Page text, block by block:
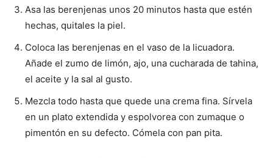
Asa las berenjenas unos 20 minutos hasta que estén
hechas, quitales la piel.
Coloca las berenjenas en el vaso de la licuadora.
Añade el zumo de limón, ajo, una cucharada de tahina,
el aceite y la sal al gusto.
Mezcla todo hasta que quede una crema fina. Sírvela
en un plato extendida y espolvorea con zumaque o
pimentón en su defecto. Cómela con pan pita.